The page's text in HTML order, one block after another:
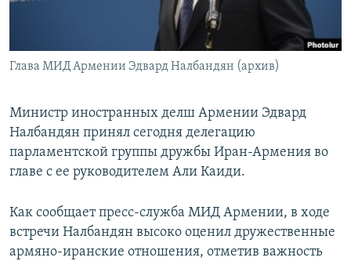
English
Все сайты Радио Азатутюн
Глава МИД Армении Эдвард Налбандян (архив)
Министр иностранных делш Армении Эдвард
Налбандян принял сегодня делегацию
парламентской группы дружбы Иран-Армения во
главе с ее руководителем Али Каиди.
Как сообщает пресс-служба МИД Армении, в ходе
встречи Налбандян высоко оценил дружественные
армяно-иранские отношения, отметив важность